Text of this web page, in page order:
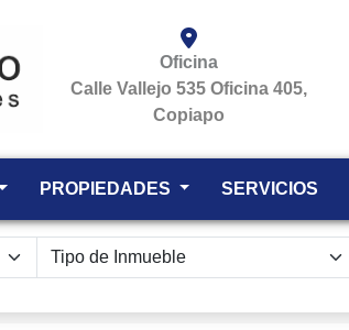
Oficina
Calle Vallejo 535 Oficina 405,
Copiapo
PROPIEDADES SERVICIOS